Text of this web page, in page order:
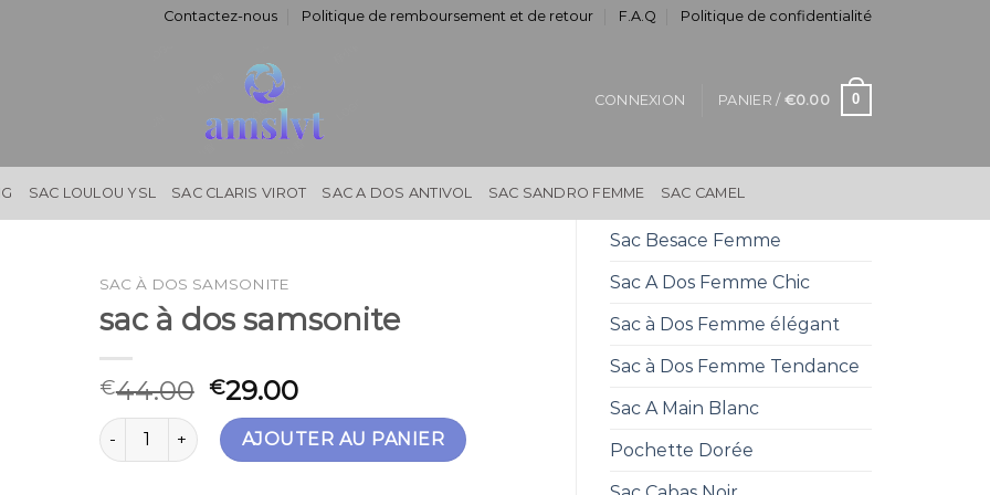
Contactez-nous Politique de remboursement et de retour F.A.Q Politique de confidentialité
CONNEXION PANIER / €0.00 0
SAC LOULOU YSL SAC CLARIS VIROT SAC A DOS ANTIVOL SAC SANDRO FEMME SAC CAMEL
Sac Besace Femme
Sac A Dos Femme Chic
Sac à Dos Femme élégant
Sac à Dos Femme Tendance
Sac A Main Blanc
Pochette Dorée
SAC À DOS SAMSONITE
sac à dos samsonite
€44.00 €29.00
quantité de sac à dos samsonite
AJOUTER AU PANIER